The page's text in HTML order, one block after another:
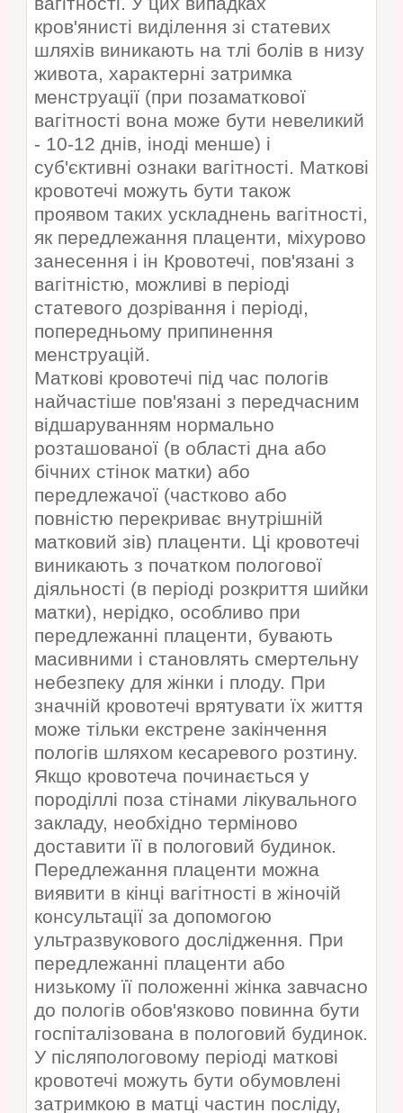
кров'янисті виділення зі статевих
шляхів виникають на тлі болів в низу
живота, характерні затримка
менструації (при позаматкової
вагітності вона може бути невеликий
- 10-12 днів, іноді менше) і
суб'єктивні ознаки вагітності. Маткові
кровотечі можуть бути також
проявом таких ускладнень вагітності,
як передлежання плаценти, міхурово
занесення і ін Кровотечі, пов'язані з
вагітністю, можливі в періоді
статевого дозрівання і періоді,
попередньому припинення
менструацій.
Маткові кровотечі під час пологів
найчастіше пов'язані з передчасним
відшаруванням нормально
розташованої (в області дна або
бічних стінок матки) або
передлежачої (частково або
повністю перекриває внутрішній
матковий зів) плаценти. Ці кровотечі
виникають з початком пологової
діяльності (в періоді розкриття шийки
матки), нерідко, особливо при
передлежанні плаценти, бувають
масивними і становлять смертельну
небезпеку для жінки і плоду. При
значній кровотечі врятувати їх життя
може тільки екстрене закінчення
пологів шляхом кесаревого розтину.
Якщо кровотеча починається у
породіллі поза стінами лікувального
закладу, необхідно терміново
доставити її в пологовий будинок.
Передлежання плаценти можна
виявити в кінці вагітності в жіночій
консультації за допомогою
ультразвукового дослідження. При
передлежанні плаценти або
низькому її положенні жінка завчасно
до пологів обов'язково повинна бути
госпіталізована в пологовий будинок.
У післяпологовому періоді маткові
кровотечі можуть бути обумовлені
затримкою в матці частин посліду,